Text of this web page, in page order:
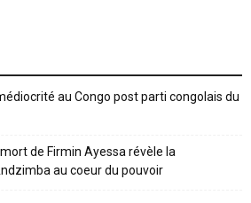
au Congo post parti congolais du
de Firmin Ayessa révèle la
au coeur du pouvoir